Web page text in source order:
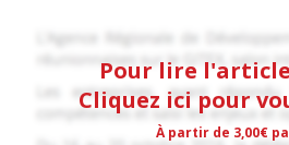
Pour lire
Cliquez ici pour
À partir de 3,00€